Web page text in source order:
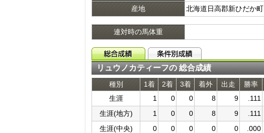
産地
北海道日高郡新ひだか町
連対時の馬体重
リュウノカティーフの 総合成績
種別 1着 2着 3着 着外 出走 勝率
生涯
1 0 0 8 9 .111
生涯(地方)
1 0 0 8 9 .111
生涯(中央)
0 0 0 0 0 .000